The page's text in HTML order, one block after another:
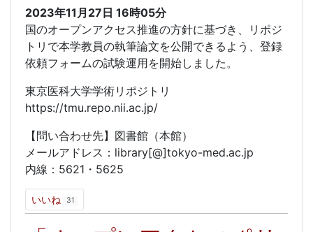
2023年11月27日 16時05分
国のオープンアクセス推進の方針に基づき、リポジ
トリで本学教員の執筆論文を公開できるよう、登録
依頼フォームの試験運用を開始しました。
東京医科大学学術リポジトリ
https://tmu.repo.nii.ac.jp/
【問い合わせ先】図書館（本館）
メールアドレス：library[@]tokyo-med.ac.jp
内線：5621・5625
いいね 31